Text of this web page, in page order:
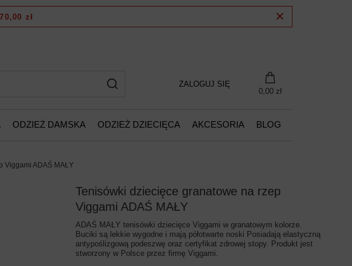
zł
ZALOGUJ SIĘ
0,00 zł
ODZIEŻ DAMSKA ODZIEŻ DZIECIĘCA AKCESORIA BLOG
Viggami ADAŚ MAŁY
Tenisówki dziecięce granatowe na rzep
Viggami ADAŚ MAŁY
ADAŚ MAŁY tenisówki dziecięce Viggami w granatowym kolorze.
Buciki są lekkie wygodne i mają półotwarte noski Posiadają elastyczną
antypoślizgową podeszwę oraz certyfikat zdrowej stopy. Produkt jest
stworzony w Polsce przez firmę Viggami.